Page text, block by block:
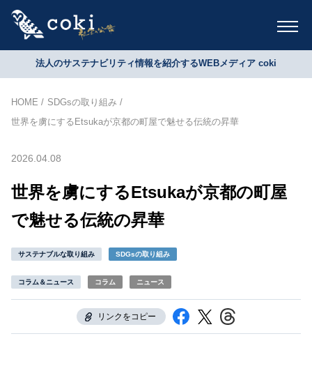
法人のサステナビリティ情報を紹介するWEBメディア coki
HOME
SDGsの取り組み
世界を虜にするEtsukaが京都の町屋で魅せる伝統の昇華
2026.04.08
世界を虜にするEtsukaが京都の町屋
で魅せる伝統の昇華
サステナブルな取り組み SDGsの取り組み
コラム＆ニュース コラム ニュース
リンクをコピー